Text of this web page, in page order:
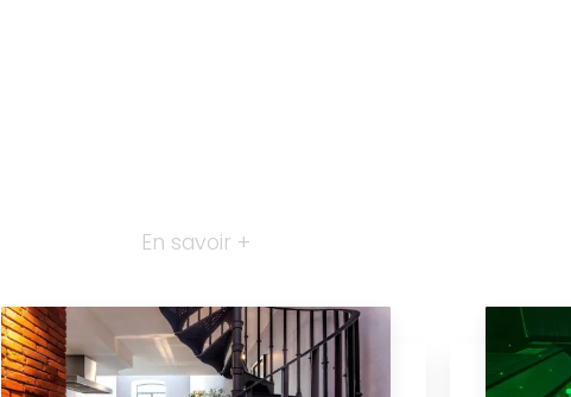
En savoir +